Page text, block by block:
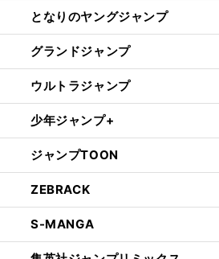
となりのヤングジャンプ
グランドジャンプ
ウルトラジャンプ
少年ジャンプ+
ジャンプTOON
ZEBRACK
S-MANGA